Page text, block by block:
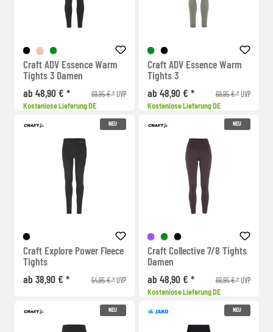
Craft ADV Essence Warm
Tights 3 Damen
ab 48,90 € *
69,95 € *UVP
Kostenlose Lieferung DE
Craft ADV Essence Warm
Tights 3
ab 48,90 € *
69,95 € *UVP
Kostenlose Lieferung DE
NEU
Craft Explore Power Fleece
Tights
ab 38,90 € *
54,95 € *UVP
NEU
Craft Collective 7/8 Tights
Damen
ab 48,90 € *
69,95 € *UVP
Kostenlose Lieferung DE
NEU NEU